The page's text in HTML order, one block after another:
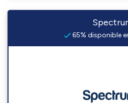
65% disponible